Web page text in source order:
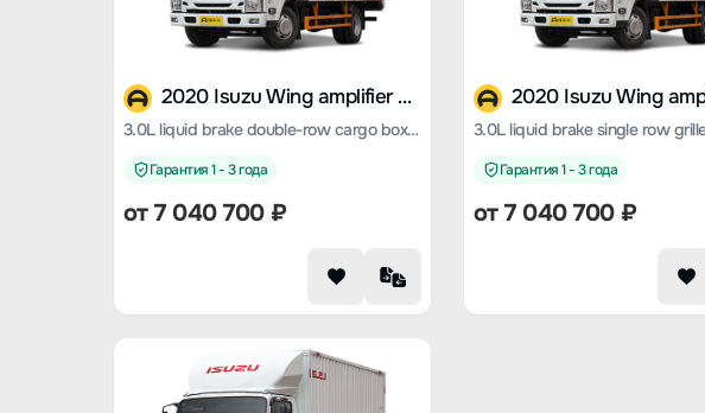
2020 Isuzu Wing amplifier ES5
3.0L liquid brake double-row cargo box standard version
Гарантия 1 - 3 года
от 7 040 700 ₽
Гарантия 1 - 3 года
от 7 040 700 ₽